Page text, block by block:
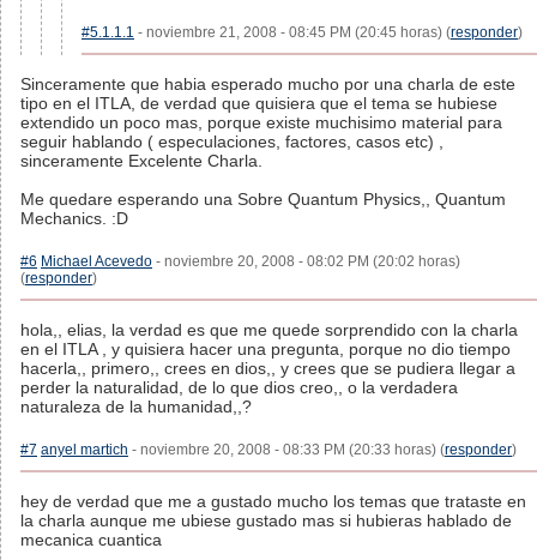
#5.1.1.1 - noviembre 21, 2008 - 08:45 PM (20:45 horas) (responder)
Sinceramente que habia esperado mucho por una charla de este
tipo en el ITLA, de verdad que quisiera que el tema se hubiese
extendido un poco mas, porque existe muchisimo material para
seguir hablando ( especulaciones, factores, casos etc) ,
sinceramente Excelente Charla.
Me quedare esperando una Sobre Quantum Physics,, Quantum
Mechanics. :D
#6 Michael Acevedo - noviembre 20, 2008 - 08:02 PM (20:02 horas)
(responder)
hola,, elias, la verdad es que me quede sorprendido con la charla
en el ITLA , y quisiera hacer una pregunta, porque no dio tiempo
hacerla,, primero,, crees en dios,, y crees que se pudiera llegar a
perder la naturalidad, de lo que dios creo,, o la verdadera
naturaleza de la humanidad,,?
#7 anyel martich - noviembre 20, 2008 - 08:33 PM (20:33 horas) (responder)
hey de verdad que me a gustado mucho los temas que trataste en
la charla aunque me ubiese gustado mas si hubieras hablado de
mecanica cuantica